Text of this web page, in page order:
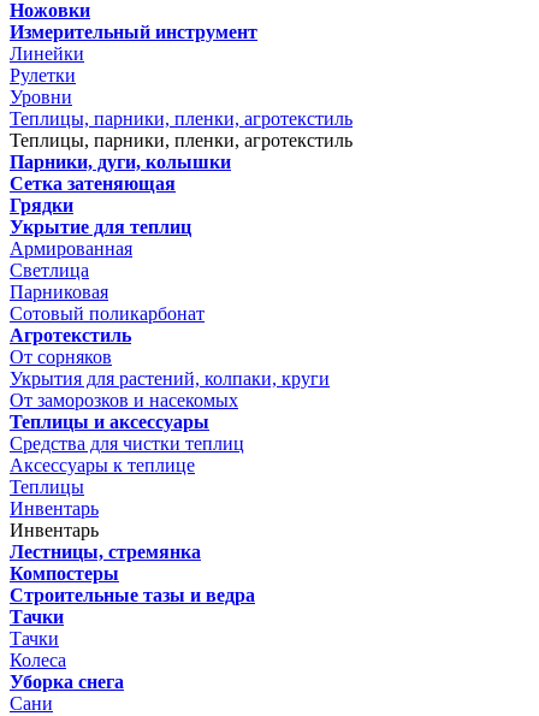
Ножовки
Измерительный инструмент
Линейки
Рулетки
Уровни
Теплицы, парники, пленки, агротекстиль
Теплицы, парники, пленки, агротекстиль
Парники, дуги, колышки
Сетка затеняющая
Грядки
Укрытие для теплиц
Армированная
Светлица
Парниковая
Сотовый поликарбонат
Агротекстиль
От сорняков
Укрытия для растений, колпаки, круги
От заморозков и насекомых
Теплицы и аксессуары
Средства для чистки теплиц
Аксессуары к теплице
Теплицы
Инвентарь
Инвентарь
Лестницы, стремянка
Компостеры
Строительные тазы и ведра
Тачки
Тачки
Колеса
Уборка снега
Сани